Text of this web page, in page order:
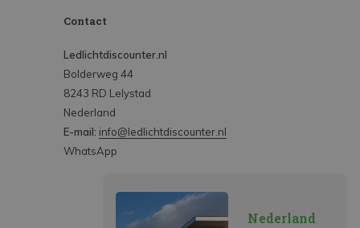
Contact
Ledlichtdiscounter.nl
Bolderweg 44
8243 RD Lelystad
Nederland
E-mail: info@ledlichtdiscounter.nl
WhatsApp
Nederland